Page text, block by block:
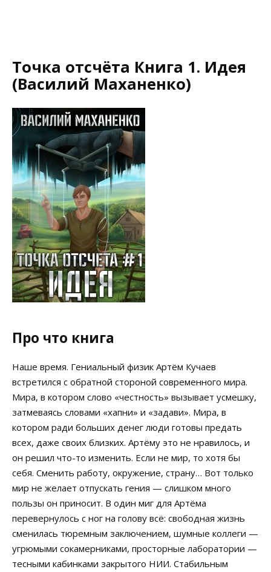
Точка отсчёта Книга 1. Идея
(Василий Маханенко)
Про что книга
Наше время. Гениальный физик Артём Кучаев
встретился с обратной стороной современного мира.
Мира, в котором слово «честность» вызывает усмешку,
затмеваясь словами «хапни» и «задави». Мира, в
котором ради больших денег люди готовы предать
всех, даже своих близких. Артёму это не нравилось, и
он решил что-то изменить. Если не мир, то хотя бы
себя. Сменить работу, окружение, страну… Вот только
мир не желает отпускать гения — слишком много
пользы он приносит. В один миг для Артёма
перевернулось с ног на голову всё: свободная жизнь
сменилась тюремным заключением, шумные коллеги —
угрюмыми сокамерниками, просторные лаборатории —
тесными кабинками закрытого НИИ. Стабильным